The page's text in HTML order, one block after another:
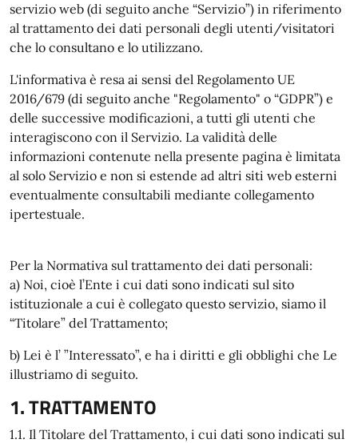
servizio web (di seguito anche “Servizio”) in riferimento
al trattamento dei dati personali degli utenti/visitatori
che lo consultano e lo utilizzano.
L'informativa è resa ai sensi del Regolamento UE
2016/679 (di seguito anche "Regolamento" o “GDPR”) e
delle successive modificazioni, a tutti gli utenti che
interagiscono con il Servizio. La validità delle
informazioni contenute nella presente pagina è limitata
al solo Servizio e non si estende ad altri siti web esterni
eventualmente consultabili mediante collegamento
ipertestuale.
Per la Normativa sul trattamento dei dati personali:
a) Noi, cioè l’Ente i cui dati sono indicati sul sito
istituzionale a cui è collegato questo servizio, siamo il
“Titolare” del Trattamento;
b) Lei è l’ ”Interessato”, e ha i diritti e gli obblighi che Le
illustriamo di seguito.
1. TRATTAMENTO
1.1. Il Titolare del Trattamento, i cui dati sono indicati sul